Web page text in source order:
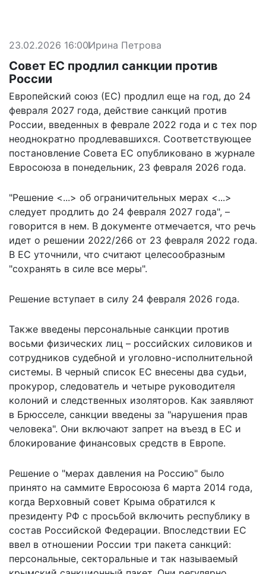
23.02.2026 16:00Ирина Петрова
Совет ЕС продлил санкции против
России
Европейский союз (ЕС) продлил еще на год, до 24
февраля 2027 года, действие санкций против
России, введенных в феврале 2022 года и с тех пор
неоднократно продлевавшихся. Соответствующее
постановление Совета ЕС опубликовано в журнале
Евросоюза в понедельник, 23 февраля 2026 года.
"Решение <...> об ограничительных мерах <...>
следует продлить до 24 февраля 2027 года", –
говорится в нем. В документе отмечается, что речь
идет о решении 2022/266 от 23 февраля 2022 года.
В ЕС уточнили, что считают целесообразным
"сохранять в силе все меры".
Решение вступает в силу 24 февраля 2026 года.
Также введены персональные санкции против
восьми физических лиц – российских силовиков и
сотрудников судебной и уголовно-исполнительной
системы. В черный список ЕС внесены два судьи,
прокурор, следователь и четыре руководителя
колоний и следственных изоляторов. Как заявляют
в Брюсселе, санкции введены за "нарушения прав
человека". Они включают запрет на въезд в ЕС и
блокирование финансовых средств в Европе.
Решение о "мерах давления на Россию" было
принято на саммите Евросоюза 6 марта 2014 года,
когда Верховный совет Крыма обратился к
президенту РФ с просьбой включить республику в
состав Российской Федерации. Впоследствии ЕС
ввел в отношении России три пакета санкций:
персональные, секторальные и так называемый